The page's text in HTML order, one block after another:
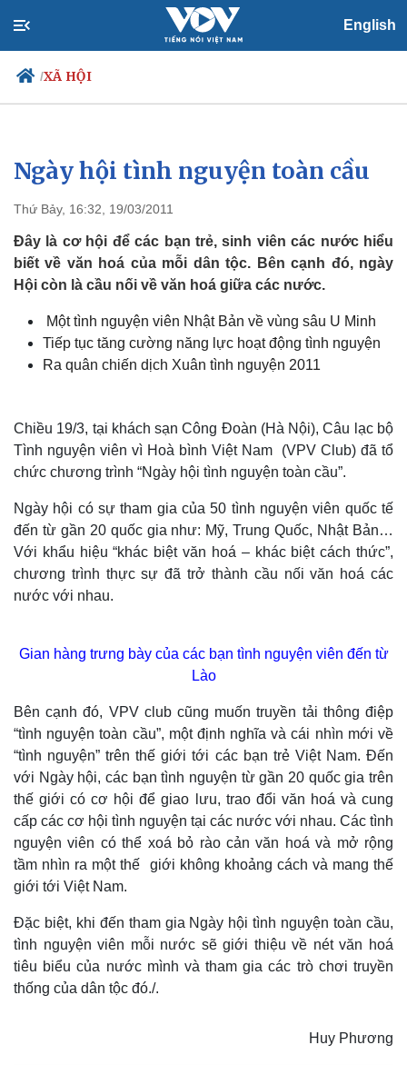
English
/XÃ HỘI
Chính trị
Tổ chức nhân sự
Quốc hội
Nhận diện sự thật
Xã hội
Giáo dục
Việc làm
Biển đảo
Ngày hội tình nguyện toàn cầu
Thứ Bảy, 16:32, 19/03/2011
Đây là cơ hội để các bạn trẻ, sinh viên các nước hiểu
biết về văn hoá của mỗi dân tộc. Bên cạnh đó, ngày
Hội còn là cầu nối về văn hoá giữa các nước.
Một tình nguyện viên Nhật Bản về vùng sâu U Minh
Tiếp tục tăng cường năng lực hoạt động tình nguyện
Ra quân chiến dịch Xuân tình nguyện 2011
Chiều 19/3, tại khách sạn Công Đoàn (Hà Nội), Câu lạc bộ
Tình nguyện viên vì Hoà bình Việt Nam (VPV Club) đã tổ
chức chương trình “Ngày hội tình nguyện toàn cầu”.
Ngày hội có sự tham gia của 50 tình nguyện viên quốc tế
đến từ gần 20 quốc gia như: Mỹ, Trung Quốc, Nhật Bản…
Với khẩu hiệu “khác biệt văn hoá – khác biệt cách thức”,
chương trình thực sự đã trở thành cầu nối văn hoá các
nước với nhau.
Gian hàng trưng bày của các bạn tình nguyện viên đến từ
Lào
Bên cạnh đó, VPV club cũng muốn truyền tải thông điệp
“tình nguyện toàn cầu”, một định nghĩa và cái nhìn mới về
“tình nguyện” trên thế giới tới các bạn trẻ Việt Nam. Đến
với Ngày hội, các bạn tình nguyện từ gần 20 quốc gia trên
thế giới có cơ hội để giao lưu, trao đổi văn hoá và cung
cấp các cơ hội tình nguyện tại các nước với nhau. Các tình
nguyện viên có thể xoá bỏ rào cản văn hoá và mở rộng
tầm nhìn ra một thế giới không khoảng cách và mang thế
giới tới Việt Nam.
Đặc biệt, khi đến tham gia Ngày hội tình nguyện toàn cầu,
tình nguyện viên mỗi nước sẽ giới thiệu về nét văn hoá
tiêu biểu của nước mình và tham gia các trò chơi truyền
thống của dân tộc đó./.
Huy Phương